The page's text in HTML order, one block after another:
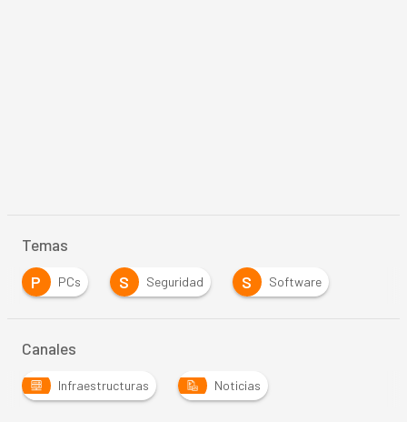
Temas
P
PCs S Seguridad S Software
Canales
Infraestructuras Noticias